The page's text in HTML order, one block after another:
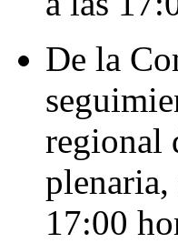
De la
regional
plenaria,
17:00